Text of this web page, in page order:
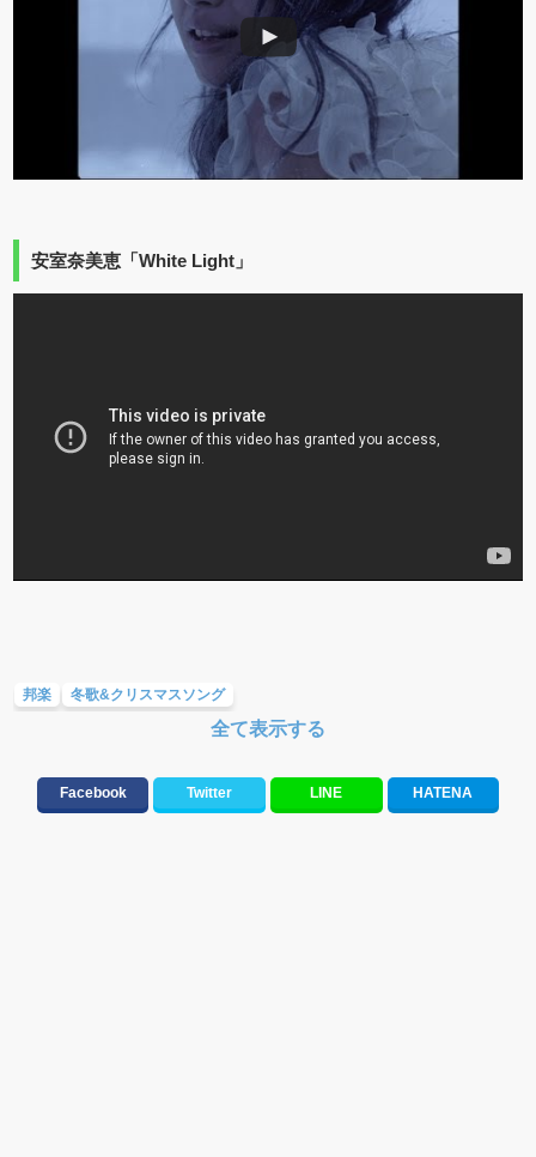
安室奈美恵「White Light」
邦楽 冬歌&クリスマスソング
大切な人に贈る歌&ありがとうソング(感謝の歌)
10、20代に人気・話題・流行・おすすめな邦楽&洋楽
全て表示する
Facebook Twitter LINE HATENA